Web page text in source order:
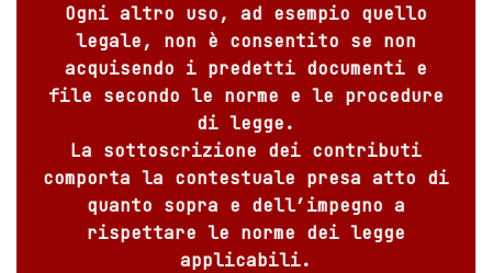
Ogni altro uso, ad esempio quello
legale, non è consentito se non
acquisendo i predetti documenti e
file secondo le norme e le procedure
di legge.
La sottoscrizione dei contributi
comporta la contestuale presa atto di
quanto sopra e dell’impegno a
rispettare le norme dei legge
applicabili.